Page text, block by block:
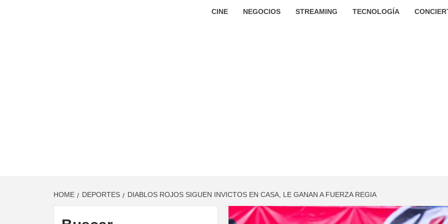
CINE NEGOCIOS STREAMING TECNOLOGÍA
HOME DEPORTES DIABLOS ROJOS SIGUEN INVICTOS EN CASA, LE GANAN A FUERZA REGIA